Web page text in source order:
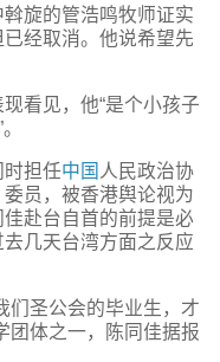
旋的管浩鸣牧师证实
经取消。他说希望先
看见，他“是个小孩子
时担任中国 人民政治协
员，被香港舆论视为
赴台自首的前提是必
几天台湾方面之反应
们圣公会的毕业生，才
团体之一，陈同佳据报